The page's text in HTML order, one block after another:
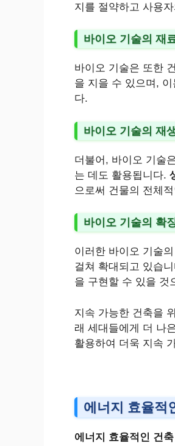
지를 절약하고 사용
바이오 기술의 재
바이오 기술은 또한
을 지을 수 있으며,
다.
바이오 기술의 재
더불어, 바이오 기술
는 데도 활용됩니다.
으로써 건물의 전체
바이오 기술의 확
이러한 바이오 기술
걸쳐 확대되고 있습
을 구현할 수 있을 것
지속 가능한 건축을
래 세대들에게 더 나
활용하여 더욱 지속
에너지 효율적
에너지 효율적인 건축